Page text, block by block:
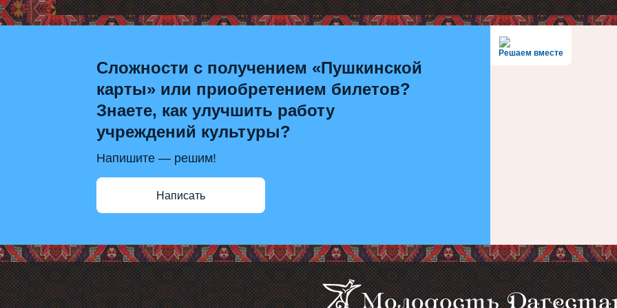
Решаем вместе
Сложности с получением «Пушкинской
карты» или приобретением билетов?
Знаете, как улучшить работу
учреждений культуры?
Напишите — решим!
Написать